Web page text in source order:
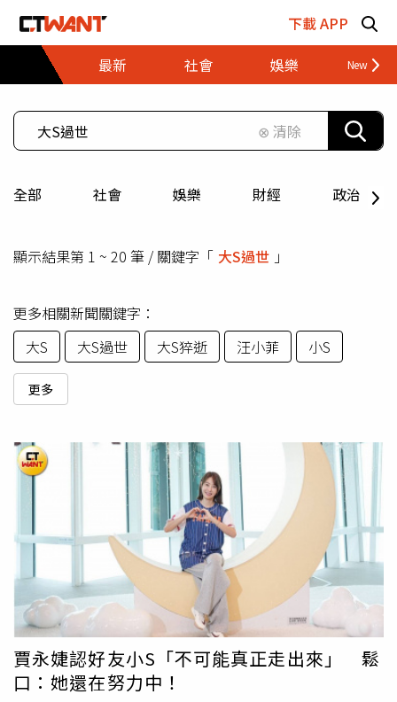
下載 APP
最新
社會 娛樂 財經
⊗ 清除
全部 社會 娛樂 財經 政治
顯示結果第 1 ~ 20 筆 / 關鍵字「 大S過世 」
更多相關新聞關鍵字：
大S
大S過世 大S猝逝 汪小菲 小S
更多
賈永婕認好友小S「不可能真正走出來」 鬆
口：她還在努力中！